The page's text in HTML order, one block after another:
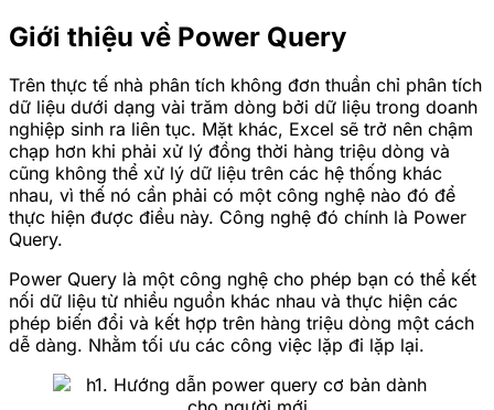
Giới thiệu về Power Query
Trên thực tế nhà phân tích không đơn thuần chỉ phân tích
dữ liệu dưới dạng vài trăm dòng bởi dữ liệu trong doanh
nghiệp sinh ra liên tục. Mặt khác, Excel sẽ trở nên chậm
chạp hơn khi phải xử lý đồng thời hàng triệu dòng và
cũng không thể xử lý dữ liệu trên các hệ thống khác
nhau, vì thế nó cần phải có một công nghệ nào đó để
thực hiện được điều này. Công nghệ đó chính là Power
Query.
Power Query là một công nghệ cho phép bạn có thể kết
nối dữ liệu từ nhiều nguồn khác nhau và thực hiện các
phép biến đổi và kết hợp trên hàng triệu dòng một cách
dễ dàng. Nhằm tối ưu các công việc lặp đi lặp lại.